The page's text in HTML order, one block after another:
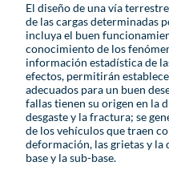
El diseño de una vía
de las cargas determinadas
incluya el buen
conocimiento de los
información estadística de
efectos, permitirán
adecuados para un buen
fallas tienen su origen en la
desgaste y la fractura; se
de los vehículos que traen
deformación, las grietas y la
base y la sub-base.